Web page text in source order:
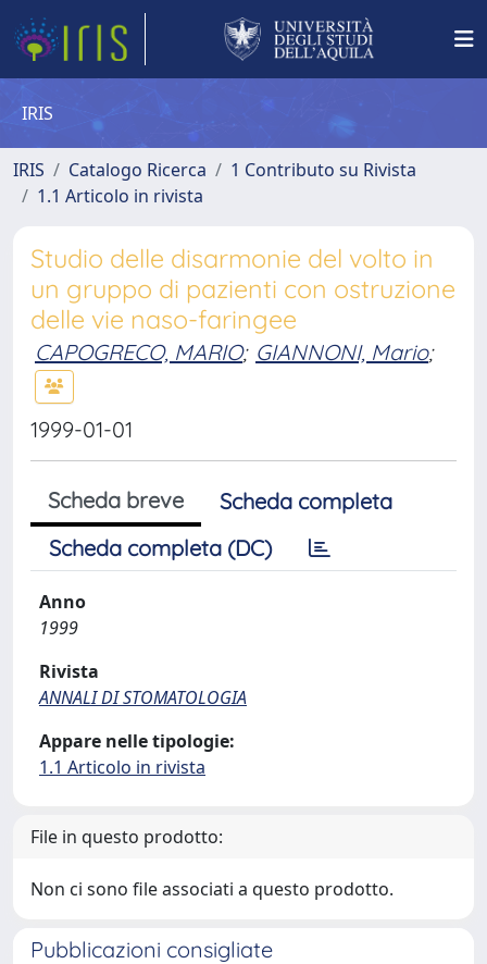
IRIS
IRIS Catalogo Ricerca
1 Contributo su Rivista
1.1 Articolo in rivista
Studio delle disarmonie del volto in
un gruppo di pazienti con ostruzione
delle vie naso-faringee
CAPOGRECO, MARIO; GIANNONI, Mario;
1999-01-01
Scheda breve
Scheda completa
Scheda completa (DC)
Anno
1999
Rivista
ANNALI DI STOMATOLOGIA
Appare nelle tipologie:
1.1 Articolo in rivista
File in questo prodotto:
Non ci sono file associati a questo prodotto.
Pubblicazioni consigliate